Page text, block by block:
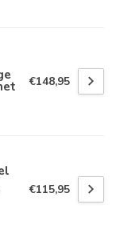
€148,95
€115,95